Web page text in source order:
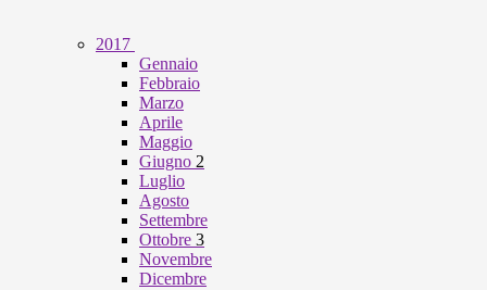
2017
Gennaio
Febbraio
Marzo
Aprile
Maggio
Giugno 2
Luglio
Agosto
Settembre
Ottobre 3
Novembre
Dicembre